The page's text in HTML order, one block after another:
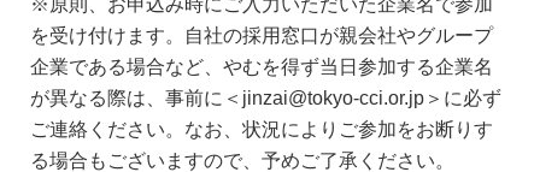
を受け付けます。自社の採用窓口が親会社やグループ
企業である場合など、やむを得ず当日参加する企業名
が異なる際は、事前に＜jinzai@tokyo-cci.or.jp＞に必ず
ご連絡ください。なお、状況によりご参加をお断りす
る場合もございますので、予めご了承ください。